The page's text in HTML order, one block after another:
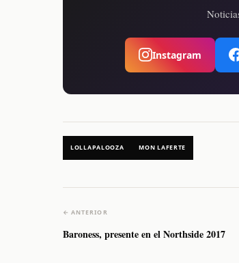
Instagram
LOLLAPALOOZA MON LAFERTE
← ANTERIOR
Baroness, presente en el Northside 2017